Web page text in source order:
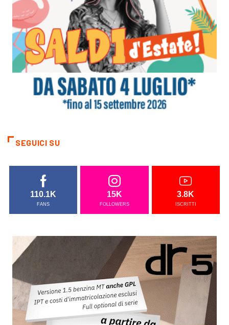
SEGUICI SU
110.1K
FANS
15K
FOLLOWERS
3.8K
ISCRITTI